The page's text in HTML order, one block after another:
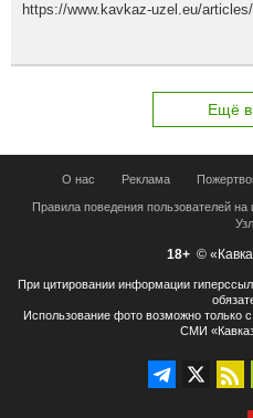
https://www.kavkaz-uzel.eu/
Ещё
О нас Реклама
Правила поведения пользователей на
18+ ©
При цитировании информации
Использование фото возможно только
СМИ